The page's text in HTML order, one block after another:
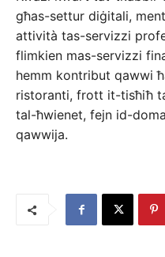
għas-settur diġitali,
attività tas-servizzi
flimkien mas-servizzi
hemm kontribut qawwi
ristoranti, frott it-tisħiħ
tal-ħwienet, fejn id-
qawwija.